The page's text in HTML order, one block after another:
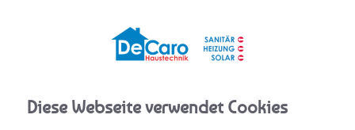
Diese Webseite verwendet Cookies